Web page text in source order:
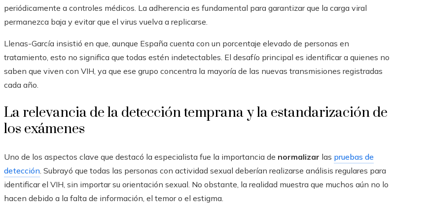
periódicamente a controles médicos. La adherencia es fundamental para garantizar que la carga viral
permanezca baja y evitar que el virus vuelva a replicarse.
Llenas-García insistió en que, aunque España cuenta con un porcentaje elevado de personas en
tratamiento, esto no significa que todas estén indetectables. El desafío principal es identificar a quienes no
saben que viven con VIH, ya que ese grupo concentra la mayoría de las nuevas transmisiones registradas
cada año.
La relevancia de la detección temprana y la estandarización de
los exámenes
Uno de los aspectos clave que destacó la especialista fue la importancia de normalizar las pruebas de
detección. Subrayó que todas las personas con actividad sexual deberían realizarse análisis regulares para
identificar el VIH, sin importar su orientación sexual. No obstante, la realidad muestra que muchos aún no lo
hacen debido a la falta de información, el temor o el estigma.